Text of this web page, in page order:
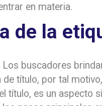
en materia.
de la
Los buscadores
de título, por tal
título, es un aspecto